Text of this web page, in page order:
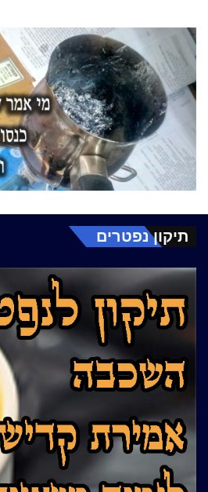
תיקון נפטרים